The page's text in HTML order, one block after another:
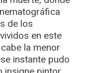
de los
en este
la menor
instante pudo